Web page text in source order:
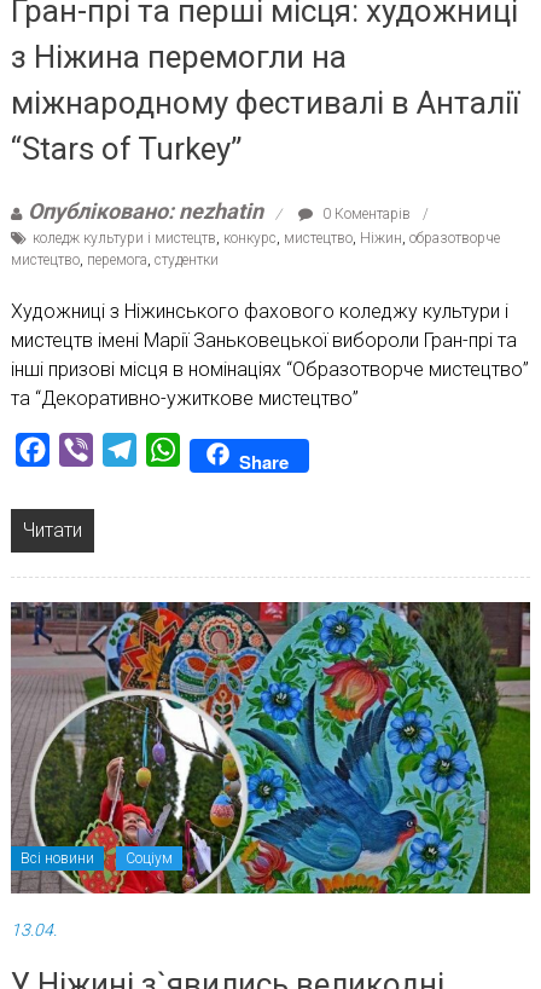
Гран-прі та перші місця: художниці
з Ніжина перемогли на
міжнародному фестивалі в Анталії
“Stars of Turkey”
Опубліковано: nezhatin
0 Коментарів
коледж культури і мистецтв, конкурс, мистецтво, Ніжин, образотворче
мистецтво, перемога, студентки
Художниці з Ніжинського фахового коледжу культури і
мистецтв імені Марії Заньковецької вибороли Гран-прі та
інші призові місця в номінаціях “Образотворче мистецтво”
та “Декоративно-ужиткове мистецтво”
Facebook
Viber TelegramWhatsAppShare
Читати
Всі новини Соціум
13.04.